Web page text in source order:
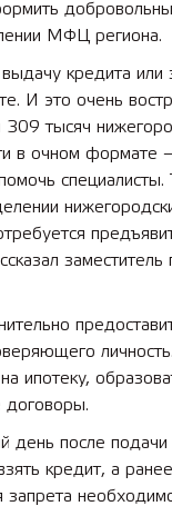
МФЦ региона.
кредита или
И это очень
309 тысяч
в очном
специалисты.
заместитель
ипотеку,
договоры.
день после подачи
кредит, а
запрета